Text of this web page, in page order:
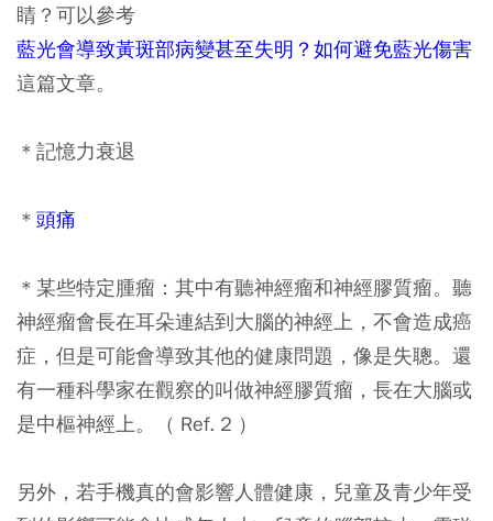
睛？可以參考
藍光會導致黃斑部病變甚至失明？如何避免藍光傷害
這篇文章。
＊記憶力衰退
＊ 頭痛
＊某些特定腫瘤：其中有聽神經瘤和神經膠質瘤。聽
神經瘤會長在耳朵連結到大腦的神經上，不會造成癌
症，但是可能會導致其他的健康問題，像是失聰。還
有一種科學家在觀察的叫做神經膠質瘤，長在大腦或
是中樞神經上。（ Ref. 2 ）
另外，若手機真的會影響人體健康，兒童及青少年受